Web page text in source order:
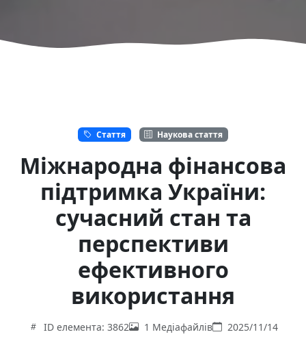
Стаття Наукова стаття
Міжнародна фінансова
підтримка України:
сучасний стан та
перспективи
ефективного
використання
ID елемента: 3862 1 Медіафайлів 2025/11/14